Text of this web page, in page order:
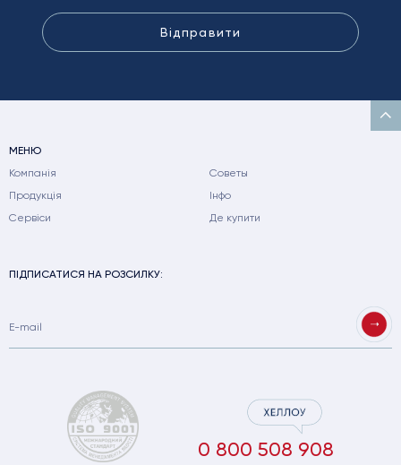
Відправити
МЕНЮ
Компанія
Продукція
Сервіси
Советы
Інфо
Де купити
ПІДПИСАТИСЯ НА РОЗСИЛКУ:
0 800 508 908